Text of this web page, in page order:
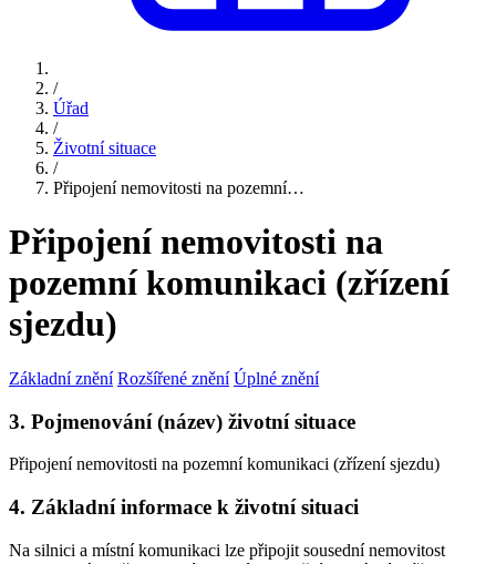
/
Úřad
/
Životní situace
/
Připojení nemovitosti na pozemní…
Připojení nemovitosti na
pozemní komunikaci (zřízení
sjezdu)
Základní znění Rozšířené znění Úplné znění
3. Pojmenování (název) životní situace
Připojení nemovitosti na pozemní komunikaci (zřízení sjezdu)
4. Základní informace k životní situaci
Na silnici a místní komunikaci lze připojit sousední nemovitost